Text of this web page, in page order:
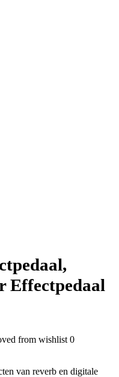
Effectpedaal
from wishlist 0
van reverb en digitale